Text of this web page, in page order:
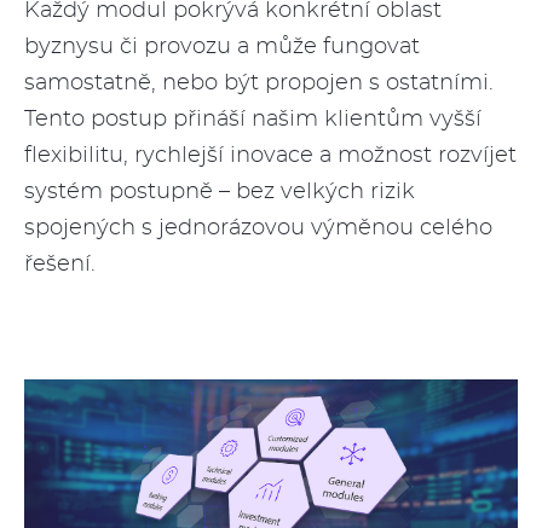
Každý modul pokrývá konkrétní oblast
byznysu či provozu a může fungovat
samostatně, nebo být propojen s ostatními.
Tento postup přináší našim klientům vyšší
flexibilitu, rychlejší inovace a možnost rozvíjet
systém postupně – bez velkých rizik
spojených s jednorázovou výměnou celého
řešení.